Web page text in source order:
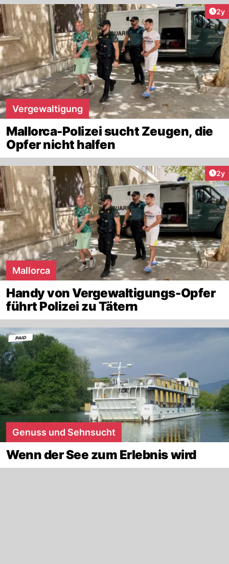
2y
Vergewaltigung
Mallorca-Polizei sucht Zeugen, die
Opfer nicht halfen
2y
Mallorca
Handy von Vergewaltigungs-Opfer
führt Polizei zu Tätern
Genuss und Sehnsucht
Wenn der See zum Erlebnis wird